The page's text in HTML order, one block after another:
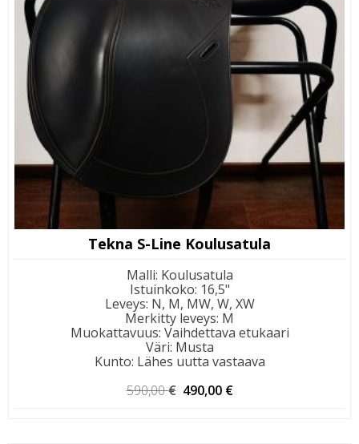
Tekna S-Line Koulusatula
Malli: Koulusatula
Istuinkoko: 16,5"
Leveys: N, M, MW, W, XW
Merkitty leveys: M
Muokattavuus: Vaihdettava etukaari
Väri: Musta
Kunto: Lähes uutta vastaava
590,00€ Alkuperäinen
490,00 €